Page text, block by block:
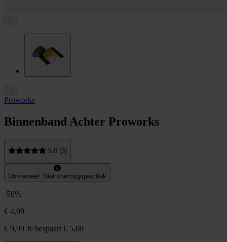
Proworks
Binnenband Achter Proworks
5.0 (3)
Universeel: Niet voertuigspecifiek
-50%
€ 4,99
€ 9,99 Je bespaart € 5,00